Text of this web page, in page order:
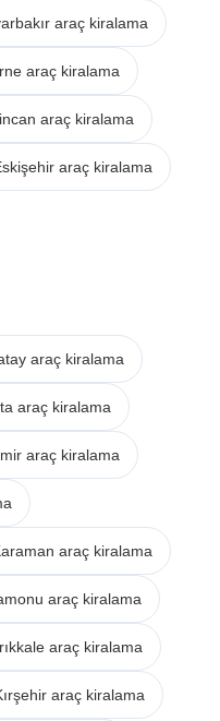
araç kiralama
araç kiralama
araç kiralama
araç kiralama
araç kiralama
araç kiralama
araç kiralama
araç kiralama
araç kiralama
araç kiralama
araç kiralama